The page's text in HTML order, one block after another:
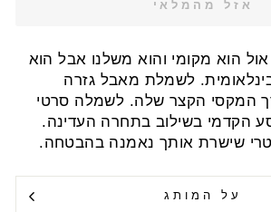
אזל מהמלאי
הוא מקומי והוא משלנו אבל הוא
לשמלת מאבל גזרה
המקסי הקצר שלה. לשמלה סרטי
הקדמי בשילוב בתחרה העדינה.
שישרת אותך נאמנה בהבטחה.
על המותג